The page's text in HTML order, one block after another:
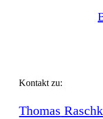
Kontakt zu:
Thomas